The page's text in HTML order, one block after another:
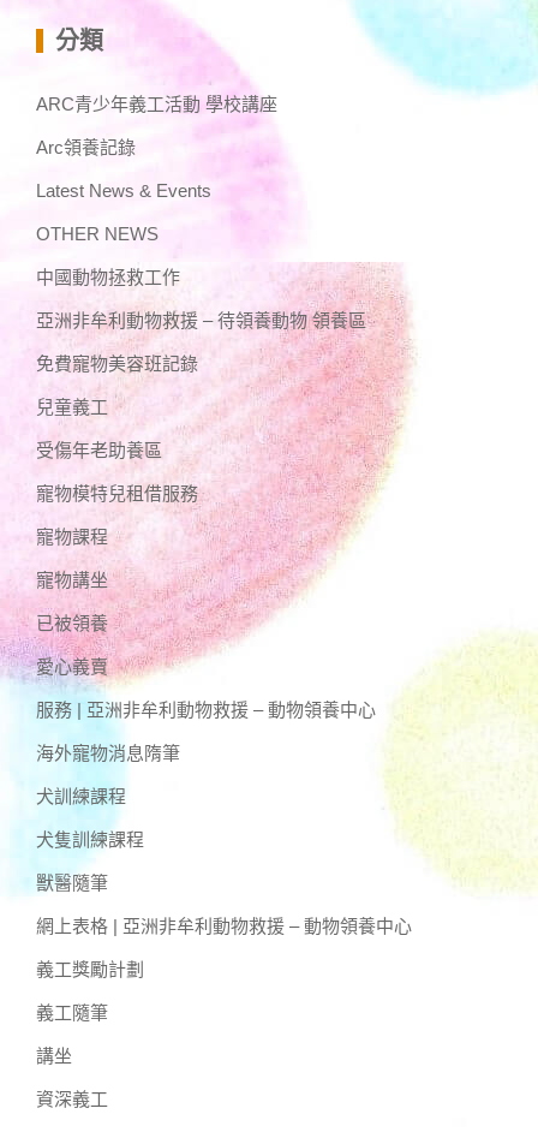
分類
ARC青少年義工活動 學校講座
Arc領養記錄
Latest News & Events
OTHER NEWS
中國動物拯救工作
亞洲非牟利動物救援 – 待領養動物 領養區
免費寵物美容班記錄
兒童義工
受傷年老助養區
寵物模特兒租借服務
寵物課程
寵物講坐
已被領養
愛心義賣
服務 | 亞洲非牟利動物救援 – 動物領養中心
海外寵物消息隋筆
犬訓練課程
犬隻訓練課程
獸醫隨筆
網上表格 | 亞洲非牟利動物救援 – 動物領養中心
義工獎勵計劃
義工隨筆
講坐
資深義工